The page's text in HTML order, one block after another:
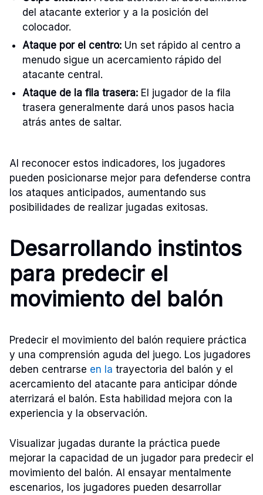
del atacante exterior y a la posición del
colocador.
Ataque por el centro: Un set rápido al centro a
menudo sigue un acercamiento rápido del
atacante central.
Ataque de la fila trasera: El jugador de la fila
trasera generalmente dará unos pasos hacia
atrás antes de saltar.
Al reconocer estos indicadores, los jugadores
pueden posicionarse mejor para defenderse contra
los ataques anticipados, aumentando sus
posibilidades de realizar jugadas exitosas.
Desarrollando instintos
para predecir el
movimiento del balón
Predecir el movimiento del balón requiere práctica
y una comprensión aguda del juego. Los jugadores
deben centrarse en la trayectoria del balón y el
acercamiento del atacante para anticipar dónde
aterrizará el balón. Esta habilidad mejora con la
experiencia y la observación.
Visualizar jugadas durante la práctica puede
mejorar la capacidad de un jugador para predecir el
movimiento del balón. Al ensayar mentalmente
escenarios, los jugadores pueden desarrollar